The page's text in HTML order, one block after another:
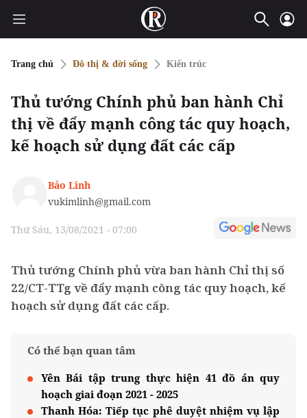
Trang chủ Đô thị & đời sống Kiến trúc
Thủ tướng Chính phủ ban hành Chỉ
thị về đẩy mạnh công tác quy hoạch,
kế hoạch sử dụng đất các cấp
Bảo Linh
vukimlinh@gmail.com
Thứ Sáu, 13/08/2021 - 07:00
Thủ tướng Chính phủ vừa ban hành Chỉ thị số
22/CT-TTg về đẩy mạnh công tác quy hoạch, kế
hoạch sử dụng đất các cấp.
Có thể bạn quan tâm
Yên Bái tập trung thực hiện 41 đồ án quy
hoạch giai đoạn 2021 - 2025
Thanh Hóa: Tiếp tục phê duyệt nhiệm vụ lập